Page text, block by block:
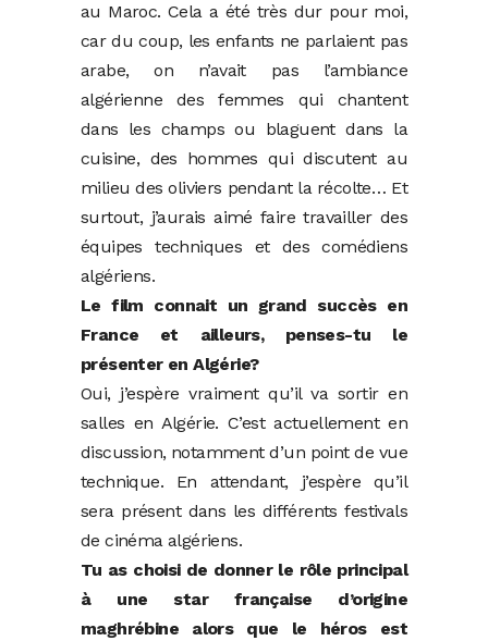
au Maroc. Cela a été très dur pour moi,
car du coup, les enfants ne parlaient pas
arabe, on n’avait pas l’ambiance
algérienne des femmes qui chantent
dans les champs ou blaguent dans la
cuisine, des hommes qui discutent au
milieu des oliviers pendant la récolte… Et
surtout, j’aurais aimé faire travailler des
équipes techniques et des comédiens
algériens.
Le film connait un grand succès en
France et ailleurs, penses-tu le
présenter en Algérie?
Oui, j’espère vraiment qu’il va sortir en
salles en Algérie. C’est actuellement en
discussion, notamment d’un point de vue
technique. En attendant, j’espère qu’il
sera présent dans les différents festivals
de cinéma algériens.
Tu as choisi de donner le rôle principal
à une star française d’origine
maghrébine alors que le héros est